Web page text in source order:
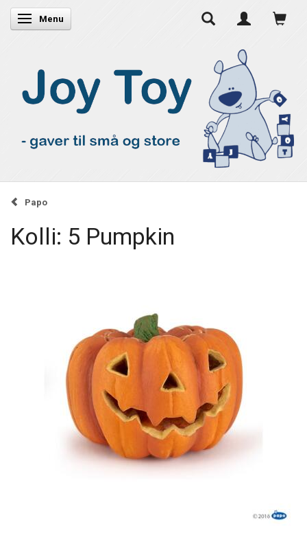
Skifte navigation
Menu
Papo
Kolli: 5 Pumpkin